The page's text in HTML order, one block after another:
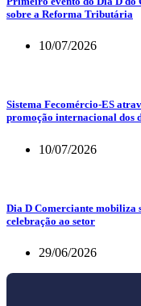
sobre a Reforma Tributária
10/07/2026
Sistema Fecomércio-ES
promoção internacional dos
10/07/2026
Dia D Comerciante mobiliza
celebração ao setor
29/06/2026